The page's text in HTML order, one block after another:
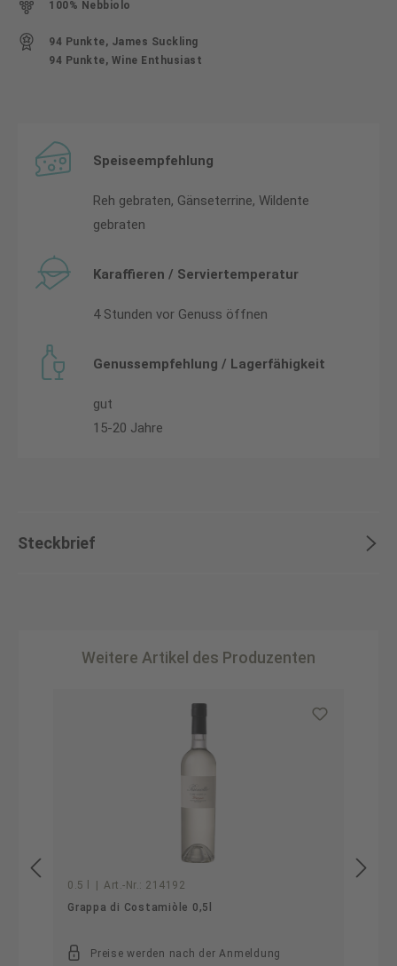
100% Nebbiolo
94 Punkte, James Suckling
94 Punkte, Wine Enthusiast
Speiseempfehlung
Reh gebraten, Gänseterrine, Wildente
gebraten
Karaffieren / Serviertemperatur
4 Stunden vor Genuss öffnen
Genussempfehlung / Lagerfähigkeit
gut
15-20 Jahre
Steckbrief
Weitere Artikel des Produzenten
0.5 l Art.-Nr.: 214192
Grappa di Costamiòle 0,5l
Preise werden nach der Anmeldung